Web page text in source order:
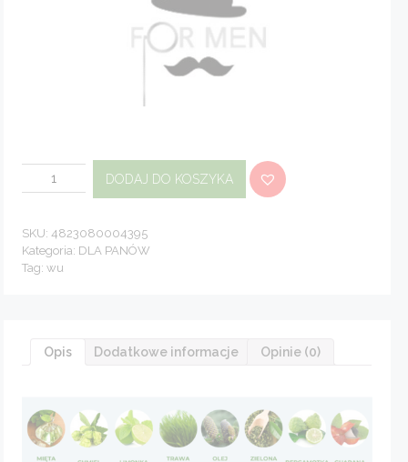
Wzmacniejący
Szampon-
Zdrowych
i
Silnych
Włosów
DODAJ DO KOSZYKA
SKU:4823080004395
Kategoria: DLA PANÓW
Tag:wu
Opis Dodatkowe informacje Opinie (0)